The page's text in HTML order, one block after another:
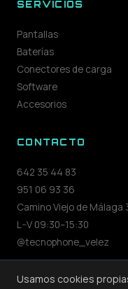
SERVICIOS
Pantallas
Baterías
Conectores de carga
Software
Accesorios
CONTACTO
642 35 44 83
951 06 93 36
Camino Viejo de Málaga
L–V 09:30–15:30
@tecnophone_velez
Usamos cookies